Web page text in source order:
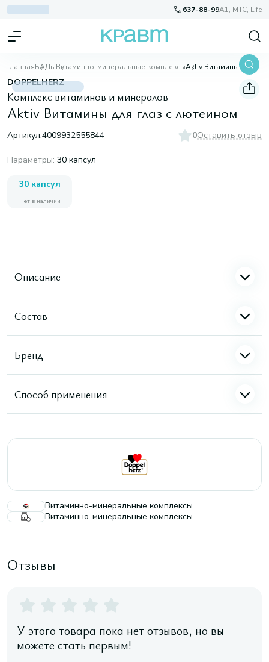
637-88-99A1, МТС, Life
ГлавнаяБАДыВитаминно-минеральные комплексы Aktiv Витамины для глаз с лютеином
DOPPELHERZ
Комплекс витаминов и минералов
Aktiv Витамины для глаз с лютеином
Артикул:4009932555844 0Оставить отзыв
Параметры: 30 капсул
30 капсул
Нет в наличии
Описание
Состав
Бренд
Способ применения
Витаминно-минеральные комплексы
Витаминно-минеральные комплексы
Отзывы
У этого товара пока нет отзывов, но вы
можете стать первым!